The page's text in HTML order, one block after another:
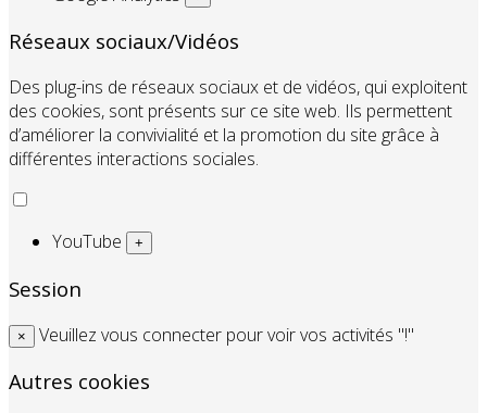
Réseaux sociaux/Vidéos
Des plug-ins de réseaux sociaux et de vidéos, qui exploitent
des cookies, sont présents sur ce site web. Ils permettent
d’améliorer la convivialité et la promotion du site grâce à
différentes interactions sociales.
YouTube +
Session
× Veuillez vous connecter pour voir vos activités "!"
Autres cookies